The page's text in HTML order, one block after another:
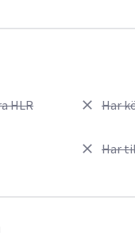
HLR Har
Har